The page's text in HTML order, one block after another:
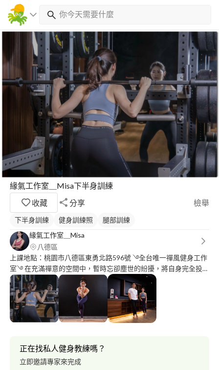
緣氣工作室＿Misa下半身訓練
收藏
分享 檢舉
下半身訓練 健身訓練照
腿部訓練
緣氣工作室＿Misa
八德區
上課地點：桃園市八德區東勇北路596號 ࿓全台唯一禪風健身工作
室࿓ 在充滿禪意的空間中，暫時忘卻塵世的紛擾，將自身完全投入
於訓練，使身心靈提升至另一個層次。 《私人健身教練&團課老
師》 -美國ACE GFI證照 -中華民國彼拉提斯運動協會Level1 -中華
民國體適能C級指導員 曾任職知名健身俱樂部及中年團班教學經驗
2年，自主訓練已達3年。 教學目標：讓學生有能力進行自主訓
練，並針對動作模式上的問題進行修正。 著重功能性訓練提升肌
日本語能力試驗N1合格 曾任巨匠線上日文老師 2018-2019至日本
打工度假一年，期間曾擔任過北海道JR英日旅客翻譯人員，也曾在
日本語學校就讀。 回台灣後曾擔任日文家教分別教過教成人及學
正在找私人健身教練嗎？
立即邀請專家來完成